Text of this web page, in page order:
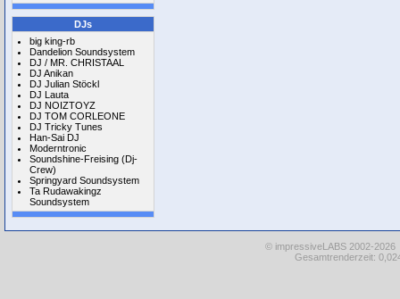
DJs
big king-rb
Dandelion Soundsystem
DJ / MR. CHRISTAAL
DJ Anikan
DJ Julian Stöckl
DJ Lauta
DJ NOIZTOYZ
DJ TOM CORLEONE
DJ Tricky Tunes
Han-Sai DJ
Moderntronic
Soundshine-Freising (Dj-
Crew)
Springyard Soundsystem
Ta Rudawakingz
Soundsystem
© impressiveLABS 2002-
Gesamtrenderzeit: